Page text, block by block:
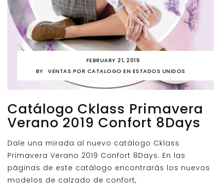
FEBRUARY 21, 2019
BY
VENTAS POR CATALOGO EN ESTADOS UNIDOS
Catálogo Cklass Primavera
Verano 2019 Confort 8Days
Dale una mirada al nuevo catálogo Cklass
Primavera Verano 2019 Confort 8Days. En las
páginas de este catálogo encontrarás los nuevos
modelos de calzado de confort,